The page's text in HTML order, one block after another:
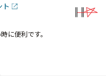
ト
に便利です。